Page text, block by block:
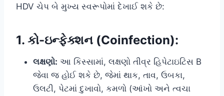
HDV ચેપ બે મુખ્ય સ્વરૂપોમાં દેખાઈ શકે છે:
1. કો-ઇન્ફેક્શન (Coinfection):
લક્ષણો: આ કિસ્સામાં, લક્ષણો તીવ્ર હિપેટાઇટિસ B
જેવા જ હોઈ શકે છે, જેમાં થાક, તાવ, ઉબકા,
ઉલટી, પેટમાં દુખાવો, કમળો (આંખો અને ત્વચા